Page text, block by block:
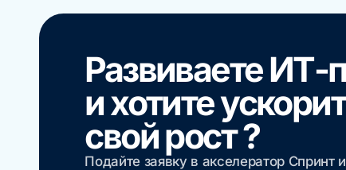
Развиваете ИТ-
и хотите
свой рост ?
Подайте заявку в акселератор Спринт